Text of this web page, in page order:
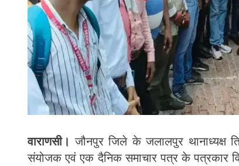
वाराणसी। जौनपुर जिले के जलालपुर थानाध्यक्ष
संयोजक एवं एक दैनिक समाचार पत्र के पत्रकार